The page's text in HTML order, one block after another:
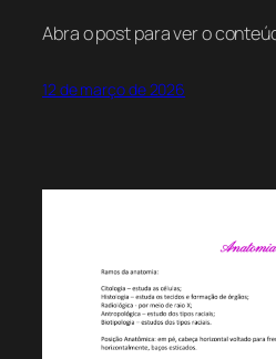
Abra o post para ver o
12 de março de 2026